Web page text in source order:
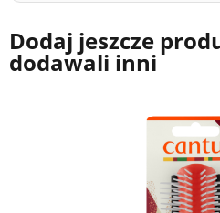
Dodaj jeszcze
dodawali inni